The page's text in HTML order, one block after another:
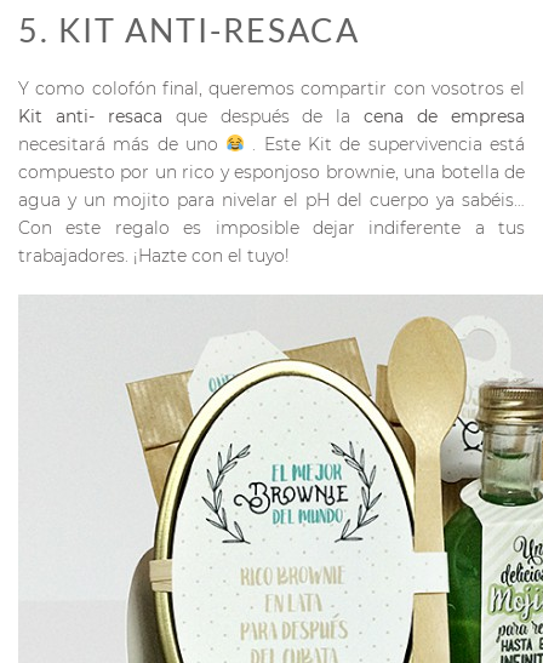
5. KIT ANTI-RESACA
Y como colofón final, queremos compartir con vosotros el
Kit anti- resaca que después de lacena de empresa
necesitará más de uno
. Este Kit de supervivencia está
compuesto por un rico y esponjoso brownie, una botella de
agua y un mojito para nivelar el pH del cuerpo ya sabéis…
Con este regalo es imposible dejar indiferente a tus
trabajadores. ¡Hazte con el tuyo!